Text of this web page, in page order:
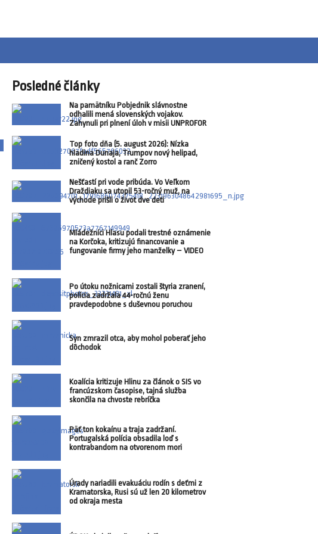
Posledné články
Na pamätníku Pobjednik slávnostne
odhalili mená slovenských vojakov.
Zahynuli pri plnení úloh v misii UNPROFOR
Top foto dňa (5. august 2026): Nízka
hladina Dunaja, Trumpov nový helipad,
zničený kostol a ranč Zorro
Nešťastí pri vode pribúda. Vo Veľkom
Draždiaku sa utopil 53-ročný muž, na
východe prišli o život dve deti
Mládežníci Hlasu podali trestné oznámenie
na Korčoka, kritizujú financovanie a
fungovanie firmy jeho manželky – VIDEO
Po útoku nožnicami zostali štyria zranení,
polícia zadržala 44-ročnú ženu
pravdepodobne s duševnou poruchou
Syn zmrazil otca, aby mohol poberať jeho
dôchodok
Koalícia kritizuje Hlinu za článok o SIS vo
francúzskom časopise, tajná služba
skončila na chvoste rebríčka
Päť ton kokaínu a traja zadržaní.
Portugalská polícia obsadila loď s
kontrabandom na otvorenom mori
Úrady nariadili evakuáciu rodín s deťmi z
Kramatorska, Rusi sú už len 20 kilometrov
od okraja mesta